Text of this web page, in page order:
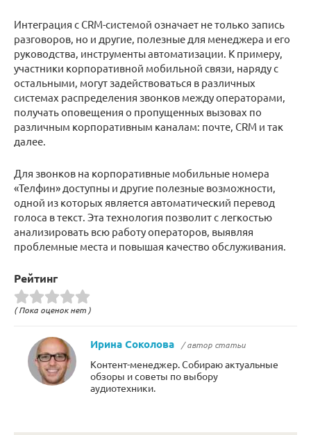
Интеграция с CRM-системой означает не только запись
разговоров, но и другие, полезные для менеджера и его
руководства, инструменты автоматизации. К примеру,
участники корпоративной мобильной связи, наряду с
остальными, могут задействоваться в различных
системах распределения звонков между операторами,
получать оповещения о пропущенных вызовах по
различным корпоративным каналам: почте, CRM и так
далее.
Для звонков на корпоративные мобильные номера
«Телфин» доступны и другие полезные возможности,
одной из которых является автоматический перевод
голоса в текст. Эта технология позволит с легкостью
анализировать всю работу операторов, выявляя
проблемные места и повышая качество обслуживания.
Рейтинг
( Пока оценок нет )
Ирина Соколова / автор статьи
Контент-менеджер. Собираю актуальные
обзоры и советы по выбору
аудиотехники.